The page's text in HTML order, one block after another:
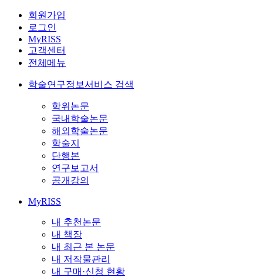
회원가입
로그인
MyRISS
고객센터
전체메뉴
학술연구정보서비스 검색
학위논문
국내학술논문
해외학술논문
학술지
단행본
연구보고서
공개강의
MyRISS
내 추천논문
내 책장
내 최근 본 논문
내 저작물관리
내 구매·신청 현황